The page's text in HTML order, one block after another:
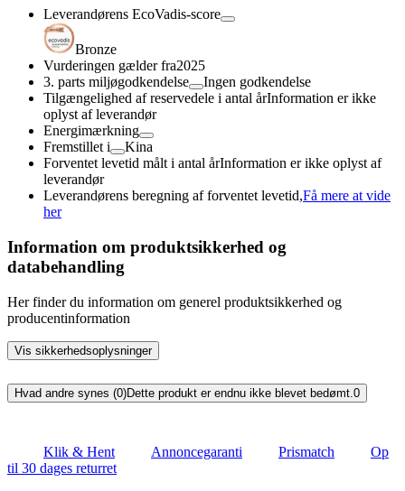
Leverandørens EcoVadis-score
Bronze
Vurderingen gælder fra2025
3. parts miljøgodkendelse
Ingen godkendelse
Tilgængelighed af reservedele i antal årInformation er ikke
oplyst af leverandør
Energimærkning
Fremstillet i
Kina
Forventet levetid målt i antal årInformation er ikke oplyst af
leverandør
Leverandørens beregning af forventet levetid,Få mere at vide
her
Information om produktsikkerhed og
databehandling
Her finder du information om generel produktsikkerhed og
producentinformation
Vis sikkerhedsoplysninger
Hvad andre synes (0)Dette produkt er endnu ikke blevet bedømt. 0
Klik & Hent Annoncegaranti Prismatch
Op
til 30 dages returret